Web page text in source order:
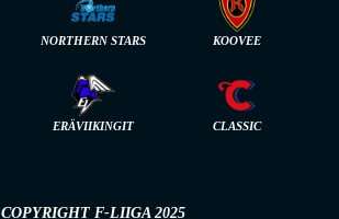
NORTHERN STARS KOOVEE
ERÄVIIKINGIT CLASSIC
COPYRIGHT F-LIIGA 2025